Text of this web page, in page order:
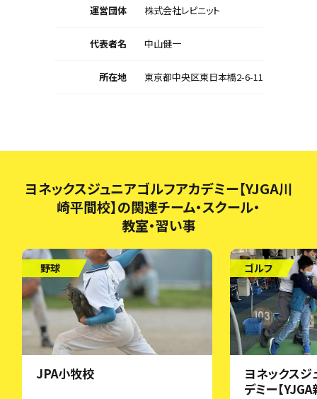
運営団体 株式会社レピニット
代表者名 中山健一
所在地 東京都中央区東日本橋2-6-11
ヨネックスジュニアゴルフアカデミー【YJGA川
崎平間校】の関連チーム・スクール・
教室・習い事
野球
JPA小牧校
ゴルフ
ヨネックス
デミー【